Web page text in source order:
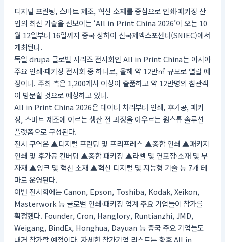
디지털 프린팅, 스마트 제조, 혁신 소재를 중심으로 인쇄·패키징 산
업의 최신 기술을 선보이는 ‘All in Print China 2026’이 오는 10
월 12일부터 16일까지 중국 상하이 신국제엑스포센터(SNIEC)에서
개최된다.
독일 drupa 글로벌 시리즈 전시회인 All in Print China는 아시아
주요 인쇄·패키징 전시회 중 하나로, 올해 약 12만㎡ 규모로 열릴 예
정이다. 주최 측은 1,200개사 이상이 출품하고 약 12만명의 참관객
이 방문할 것으로 예상하고 있다.
All in Print China 2026은 데이터 처리부터 인쇄, 후가공, 패키
징, 스마트 제조에 이르는 생산 전 과정을 아우르는 원스톱 솔루션
플랫폼으로 구성된다.
전시 구역은 ▲디지털 프린팅 및 프리프레스 ▲종합 인쇄 ▲패키지
인쇄 및 후가공 컨버팅 ▲종합 패키징 ▲라벨 및 연포장·소재 및 부
자재 ▲잉크 및 혁신 소재 ▲혁신 디지털 및 지능형 기술 등 7개 테
마로 운영된다.
이번 전시회에는 Canon, Epson, Toshiba, Kodak, Xeikon,
Masterwork 등 글로벌 인쇄·패키징 업계 주요 기업들이 참가를
확정했다. Founder, Cron, Hanglory, Runtianzhi, JMD,
Weigang, BindEx, Honghua, Dayuan 등 중국 주요 기업들도
대거 참가할 예정이다. 자세한 참가기업 리스트는 향후 All in